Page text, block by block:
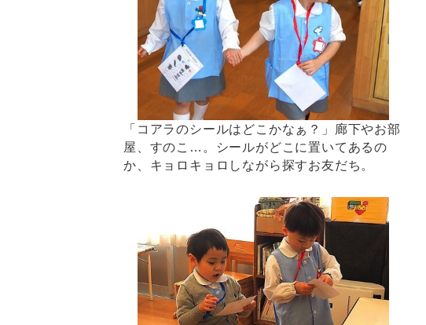
「コアラのシールはどこかなぁ？」廊下やお部
屋、すのこ…。シールがどこに置いてあるの
か、キョロキョロしながら探すお友だち。